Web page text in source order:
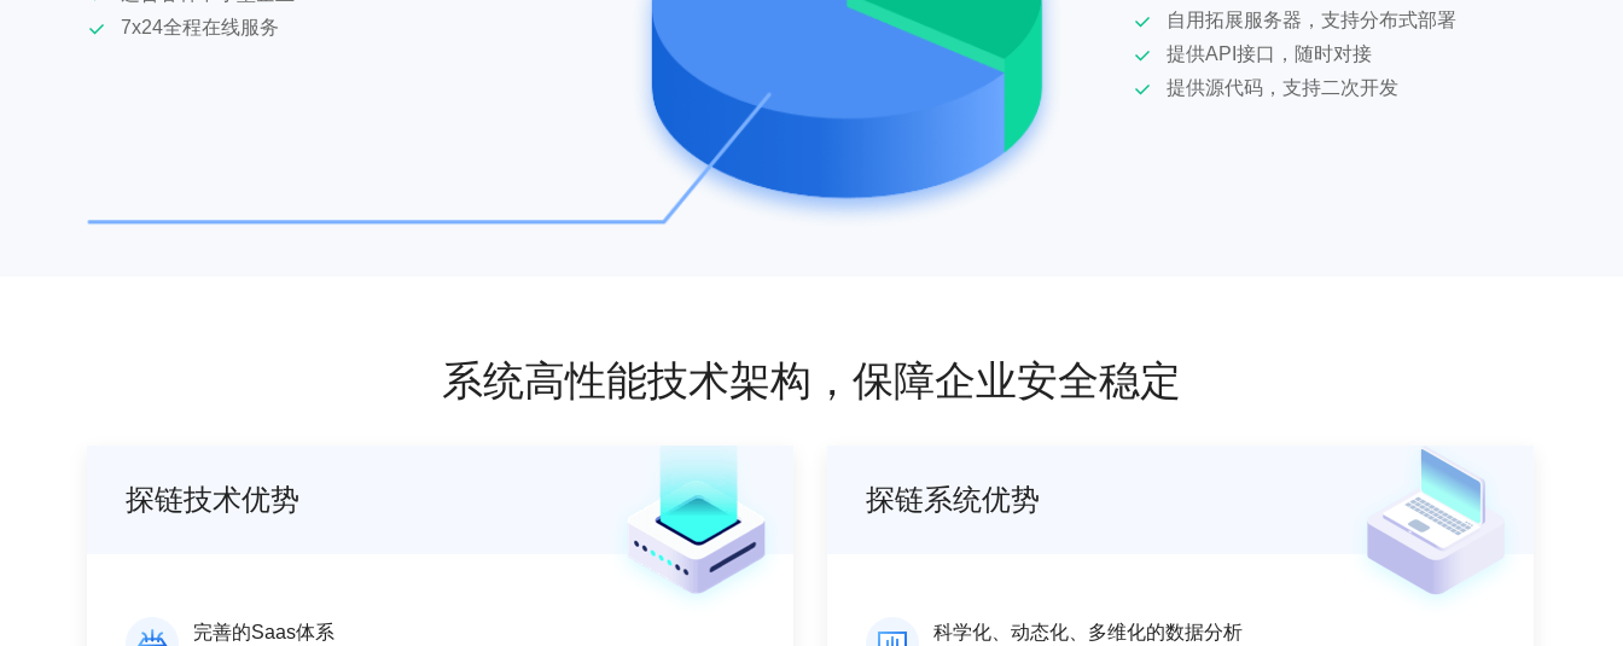
7x24全程在线服务
自用拓展服务器，支持分布式部署
提供API接口，随时对接
提供源代码，支持二次开发
系统高性能技术架构，保障企业安全稳定
探链技术优势
完善的Saas体系
探链系统优势
科学化、动态化、多维化的数据分析